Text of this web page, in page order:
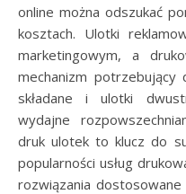
online można odszukać
kosztach. Ulotki
marketingowym, a
mechanizm potrzebujący
składane i ulotki
wydajne
druk ulotek to klucz do
popularności usług
rozwiązania